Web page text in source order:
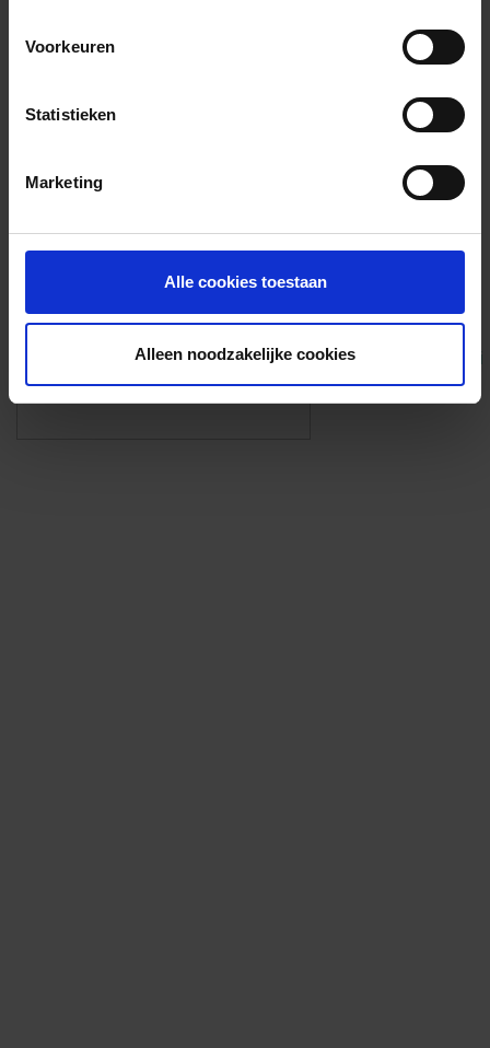
Voorkeuren
Statistieken
Marketing
Alle cookies toestaan
Alleen noodzakelijke cookies
Foto’s ({{photos.length}})
Eigen foto’s